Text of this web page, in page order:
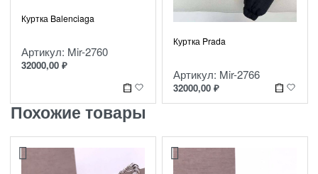
Куртка Balenciaga
Артикул: Mir-2760
32000,00 ₽
Куртка Prada
Артикул: Mir-2766
32000,00 ₽
Похожие товары